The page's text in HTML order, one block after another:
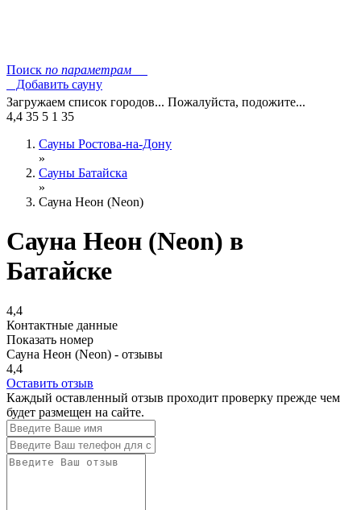
Поиск по параметрам
Добавить сауну
Загружаем список городов... Пожалуйста, подожите...
4,4 35 5 1 35
Сауны Ростова-на-Дону
»
Сауны Батайска
»
Сауна Неон (Neon)
Сауна Неон (Neon) в
Батайске
4,4
Контактные данные
Показать номер
Сауна Неон (Neon) - отзывы
4,4
Оставить отзыв
Каждый оставленный отзыв проходит проверку прежде чем
будет размещен на сайте.